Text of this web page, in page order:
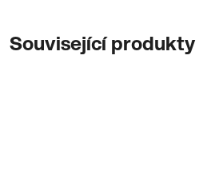
Související produkty